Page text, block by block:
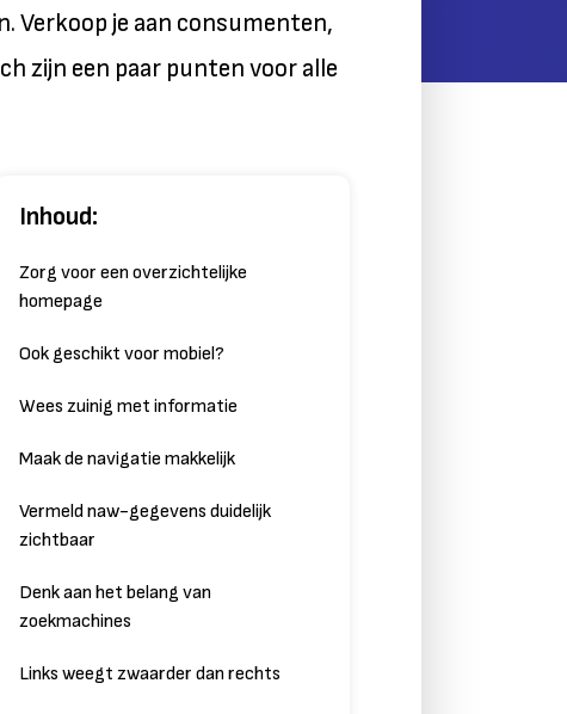
Verkoop je aan consumenten,
zijn een paar punten voor alle
Inhoud:
Zorg voor een overzichtelijke
homepage
Ook geschikt voor mobiel?
Wees zuinig met informatie
Maak de navigatie makkelijk
Vermeld naw-gegevens duidelijk
zichtbaar
Denk aan het belang van
zoekmachines
Links weegt zwaarder dan rechts